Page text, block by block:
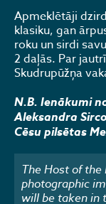
Apmeklētāji
klasiku, gan
roku un sirdi
2 daļās. Par
Skudrupūžņa
N.B. Ienākumi
Aleksandra
Cēsu pilsētas
The Host of
photographic
will be taken in